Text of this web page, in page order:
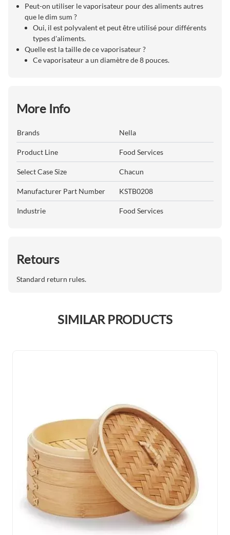
Peut-on utiliser le vaporisateur pour des aliments autres
que le dim sum ?
Oui, il est polyvalent et peut être utilisé pour différents
types d'aliments.
Quelle est la taille de ce vaporisateur ?
Ce vaporisateur a un diamètre de 8 pouces.
More Info
Brands Nella
Product Line Food Services
Select Case Size Chacun
Manufacturer Part Number KSTB0208
Industrie Food Services
Retours
Standard return rules.
SIMILAR PRODUCTS